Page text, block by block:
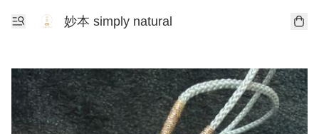
妙本 simply natural